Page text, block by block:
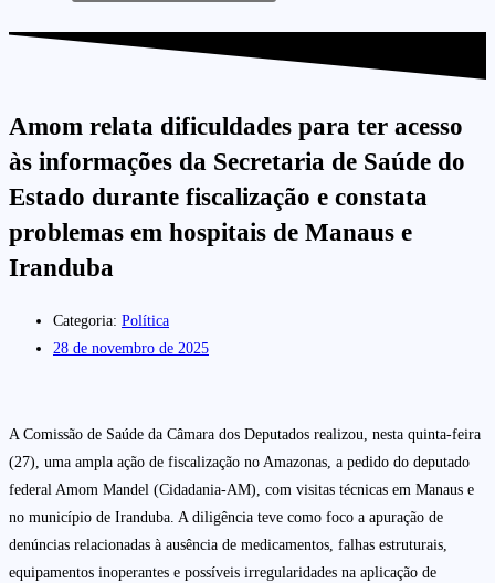
Amom relata dificuldades para ter acesso
às informações da Secretaria de Saúde do
Estado durante fiscalização e constata
problemas em hospitais de Manaus e
Iranduba
Categoria: Política
28 de novembro de 2025
A Comissão de Saúde da Câmara dos Deputados realizou, nesta quinta-feira
(27), uma ampla ação de fiscalização no Amazonas, a pedido do deputado
federal Amom Mandel (Cidadania-AM), com visitas técnicas em Manaus e
no município de Iranduba. A diligência teve como foco a apuração de
denúncias relacionadas à ausência de medicamentos, falhas estruturais,
equipamentos inoperantes e possíveis irregularidades na aplicação de